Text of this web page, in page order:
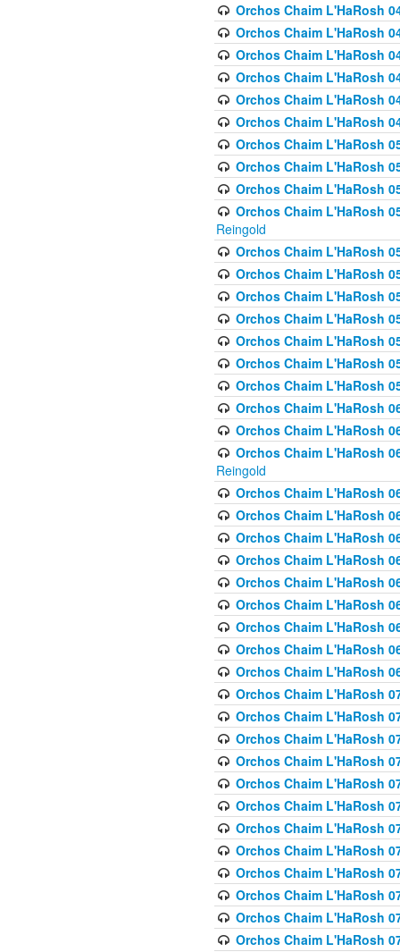
Orchos Chaim L'HaRosh
Orchos Chaim L'HaRosh
Orchos Chaim L'HaRosh
Orchos Chaim L'HaRosh
Orchos Chaim L'HaRosh
Orchos Chaim L'HaRosh
Orchos Chaim L'HaRosh
Orchos Chaim L'HaRosh
Orchos Chaim L'HaRosh
Orchos Chaim L'HaRosh
Reingold
Orchos Chaim L'HaRosh
Orchos Chaim L'HaRosh
Orchos Chaim L'HaRosh
Orchos Chaim L'HaRosh
Orchos Chaim L'HaRosh
Orchos Chaim L'HaRosh
Orchos Chaim L'HaRosh
Orchos Chaim L'HaRosh
Orchos Chaim L'HaRosh
Orchos Chaim L'HaRosh
Reingold
Orchos Chaim L'HaRosh
Orchos Chaim L'HaRosh
Orchos Chaim L'HaRosh
Orchos Chaim L'HaRosh
Orchos Chaim L'HaRosh
Orchos Chaim L'HaRosh
Orchos Chaim L'HaRosh
Orchos Chaim L'HaRosh
Orchos Chaim L'HaRosh
Orchos Chaim L'HaRosh
Orchos Chaim L'HaRosh
Orchos Chaim L'HaRosh
Orchos Chaim L'HaRosh
Orchos Chaim L'HaRosh
Orchos Chaim L'HaRosh
Orchos Chaim L'HaRosh
Orchos Chaim L'HaRosh
Orchos Chaim L'HaRosh
Orchos Chaim L'HaRosh
Orchos Chaim L'HaRosh
Orchos Chaim L'HaRosh